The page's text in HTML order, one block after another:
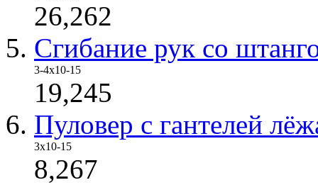
26,262
Сгибание рук со
3-4х10-15
19,245
Пуловер с гантелей
3х10-15
8,267